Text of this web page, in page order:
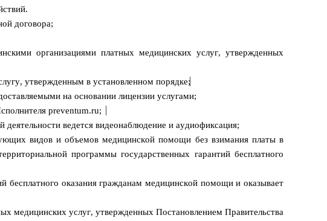
договора;
организациями платных медицинских услуг, утвержденных
утвержденным в установленном порядке;
на основании лицензии услугами;
preventum.ru;
ведется видеонаблюдение и аудиофиксация;
видов и объемов медицинской помощи без взимания платы в
программы государственных гарантий бесплатного
оказания гражданам медицинской помощи и оказывает
медицинских услуг, утвержденных Постановлением Правительства